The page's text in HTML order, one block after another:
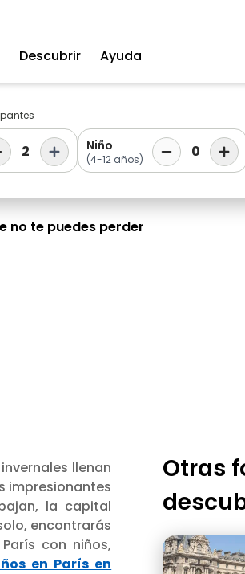
Descubrir Ayuda
2 Niño
(4-12 años) 0
no te puedes perder
llenan
impresionantes
la capital
encontrarás
con niños,
en París en
Otras